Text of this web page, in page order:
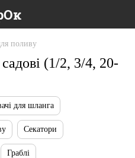
поливу
(1/2, 3/4, 20-
для шланга
Секатори
Граблі